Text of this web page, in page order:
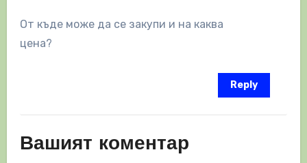
От къде може да се закупи и на каква
цена?
Reply
Вашият коментар